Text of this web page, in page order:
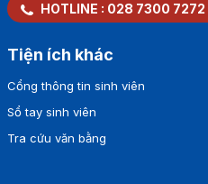
HOTLINE : 028 7300 7272
Tiện ích khác
Cổng thông tin sinh viên
Sổ tay sinh viên
Tra cứu văn bằng